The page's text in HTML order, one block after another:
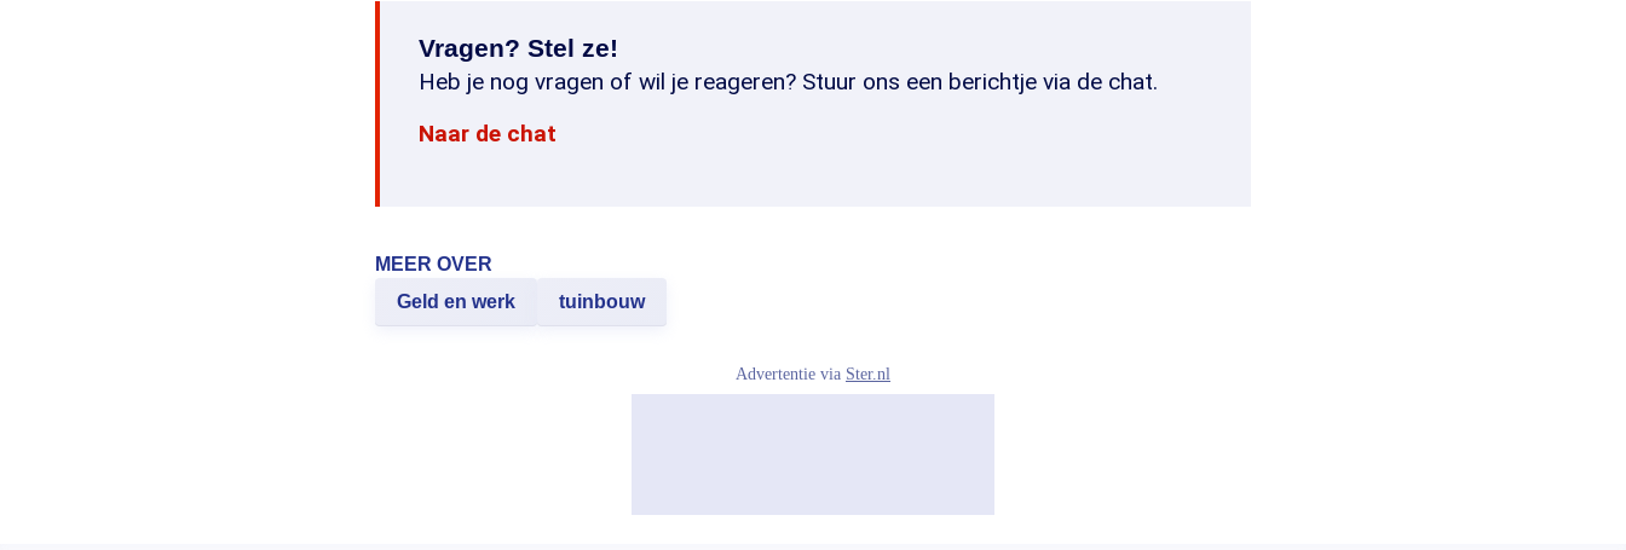
Vragen? Stel ze!
Heb je nog vragen of wil je reageren? Stuur ons een berichtje via de chat.
Naar de chat
MEER OVER
Geld en werk
tuinbouw
Advertentie via Ster.nl